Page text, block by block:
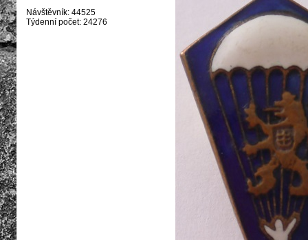
Návštěvník: 44525
Týdenní počet: 24276